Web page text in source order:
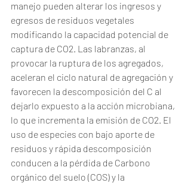
manejo pueden alterar los ingresos y
egresos de residuos vegetales
modificando la capacidad potencial de
captura de CO2. Las labranzas, al
provocar la ruptura de los agregados,
aceleran el ciclo natural de agregación y
favorecen la descomposición del C al
dejarlo expuesto a la acción microbiana,
lo que incrementa la emisión de CO2. El
uso de especies con bajo aporte de
residuos y rápida descomposición
conducen a la pérdida de Carbono
orgánico del suelo (COS) y la